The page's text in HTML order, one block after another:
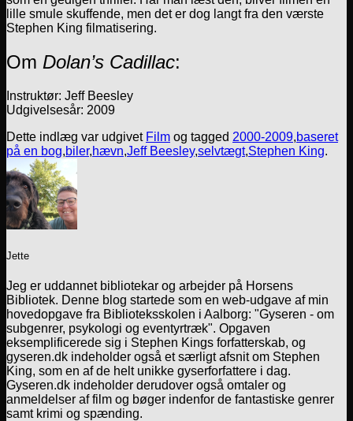
lille smule skuffende, men det er dog langt fra den værste
Stephen King filmatisering.
Om Dolan’s Cadillac:
Instruktør: Jeff Beesley
Udgivelsesår: 2009
Dette indlæg var udgivet Film og tagged 2000-2009,baseret
på en bog,biler,hævn,Jeff Beesley,selvtægt,Stephen King.
Jette
Jeg er uddannet bibliotekar og arbejder på Horsens
Bibliotek. Denne blog startede som en web-udgave af min
hovedopgave fra Biblioteksskolen i Aalborg: "Gyseren - om
subgenrer, psykologi og eventyrtræk". Opgaven
eksemplificerede sig i Stephen Kings forfatterskab, og
gyseren.dk indeholder også et særligt afsnit om Stephen
King, som en af de helt unikke gyserforfattere i dag.
Gyseren.dk indeholder derudover også omtaler og
anmeldelser af film og bøger indenfor de fantastiske genrer
samt krimi og spænding.